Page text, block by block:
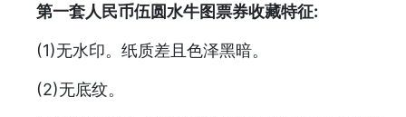
第一套人民币伍圆水牛图票券收藏特征:
(1)无水印。纸质差且色泽黑暗。
(2)无底纹。